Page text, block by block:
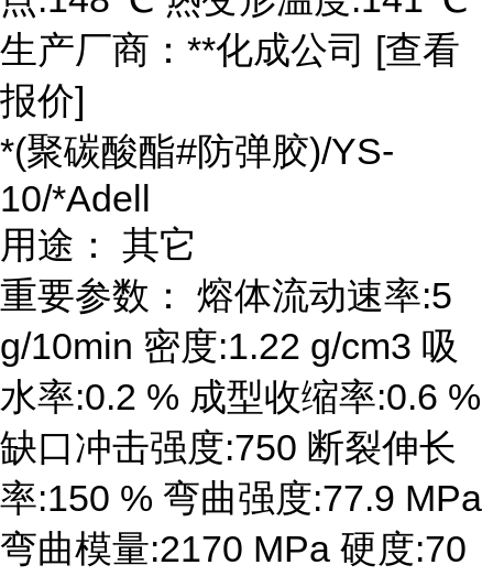
生产厂商：**化成公司 [查看
报价]
*(聚碳酸酯#防弹胶)/YS-
10/*Adell
用途： 其它
重要参数： 熔体流动速率:5
g/10min 密度:1.22 g/cm3 吸
水率:0.2 % 成型收缩率:0.6 %
缺口冲击强度:750 断裂伸长
率:150 % 弯曲强度:77.9 MPa
弯曲模量:2170 MPa 硬度:70